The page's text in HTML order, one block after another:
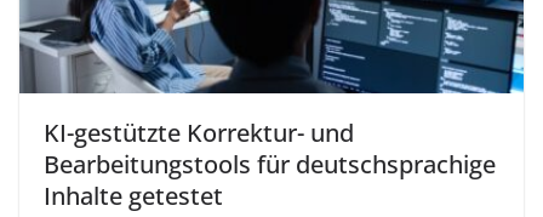
KI-gestützte Korrektur- und
Bearbeitungstools für deutschsprachige
Inhalte getestet